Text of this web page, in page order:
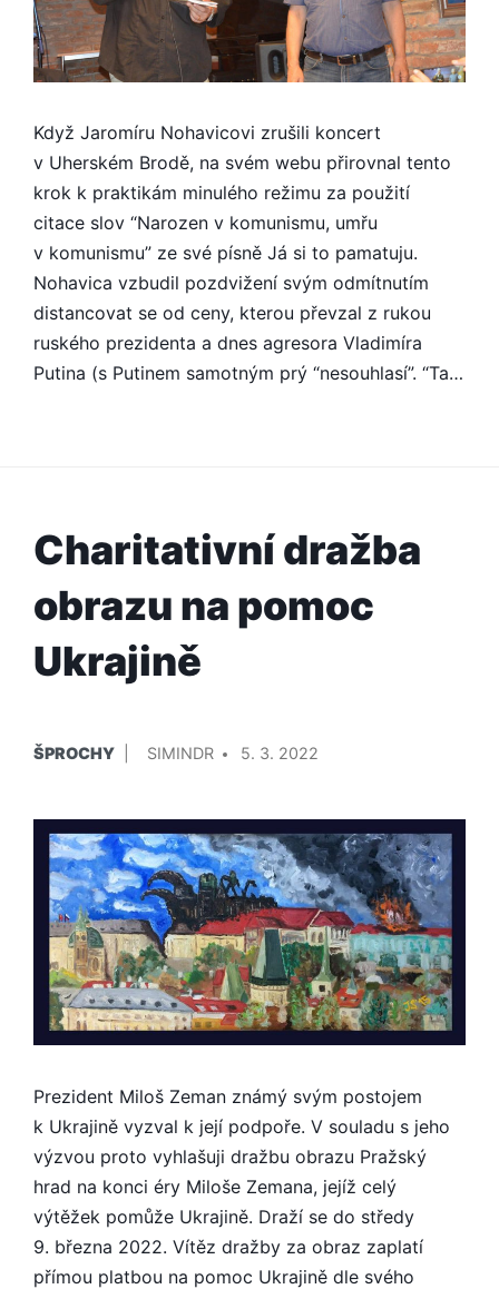
Když Jaromíru Nohavicovi zrušili koncert
v Uherském Brodě, na svém webu přirovnal tento
krok k praktikám minulého režimu za použití
citace slov “Narozen v komunismu, umřu
v komunismu” ze své písně Já si to pamatuju.
Nohavica vzbudil pozdvižení svým odmítnutím
distancovat se od ceny, kterou převzal z rukou
ruského prezidenta a dnes agresora Vladimíra
Putina (s Putinem samotným prý “nesouhlasí”. “Ta…
Charitativní dražba
obrazu na pomoc
Ukrajině
V
ŠPROCHY
SIMINDR
5. 3. 2022
Prezident Miloš Zeman známý svým postojem
k Ukrajině vyzval k její podpoře. V souladu s jeho
výzvou proto vyhlašuji dražbu obrazu Pražský
hrad na konci éry Miloše Zemana, jejíž celý
výtěžek pomůže Ukrajině. Draží se do středy
9. března 2022. Vítěz dražby za obraz zaplatí
přímou platbou na pomoc Ukrajině dle svého